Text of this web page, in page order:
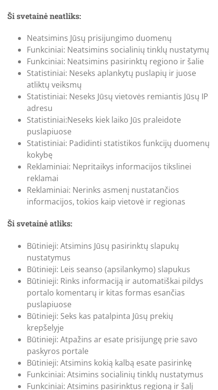
Ši svetainė neatliks:
Neatsimins Jūsų prisijungimo duomenų
Funkciniai: Neatsimins socialinių tinklų nustatymų
Funkciniai: Neatsimins pasirinktų regiono ir šalie
Statistiniai: Neseks aplankytų puslapių ir juose
atliktų veiksmų
Statistiniai: Neseks Jūsų vietovės remiantis Jūsų IP
adresu
Statistiniai:Neseks kiek laiko Jūs praleidote
puslapiuose
Statistiniai: Padidinti statistikos funkcijų duomenų
kokybę
Reklaminiai: Nepritaikys informacijos tikslinei
reklamai
Reklaminiai: Nerinks asmenį nustatančios
informacijos, tokios kaip vietovė ir regionas
Ši svetainė atliks:
Būtinieji: Atsimins Jūsų pasirinktų slapukų
nustatymus
Būtinieji: Leis seanso (apsilankymo) slapukus
Būtinieji: Rinks informaciją ir automatiškai pildys
portalo komentarų ir kitas formas esančias
puslapiuose
Būtinieji: Seks kas patalpinta Jūsų prekių
krepšelyje
Būtinieji: Atpažins ar esate prisijungę prie savo
paskyros portale
Būtinieji: Atsimins kokią kalbą esate pasirinkę
Funkciniai: Atsimins socialinių tinklų nustatymus
Funkciniai: Atsimins pasirinktus regioną ir šalį